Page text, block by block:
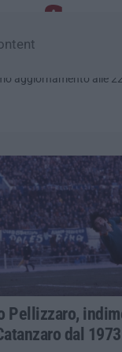
aggiornamento alle
Pellizzaro,
dal